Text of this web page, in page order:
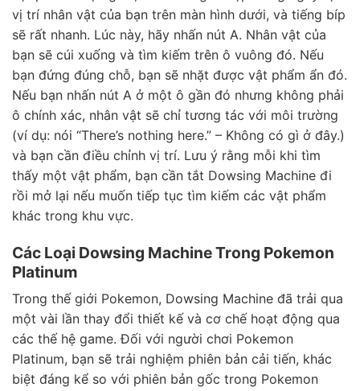
vị trí nhân vật của bạn trên màn hình dưới, và tiếng bíp
sẽ rất nhanh. Lúc này, hãy nhấn nút A. Nhân vật của
bạn sẽ cúi xuống và tìm kiếm trên ô vuông đó. Nếu
bạn đứng đúng chỗ, bạn sẽ nhặt được vật phẩm ẩn đó.
Nếu bạn nhấn nút A ở một ô gần đó nhưng không phải
ô chính xác, nhân vật sẽ chỉ tương tác với môi trường
(ví dụ: nói “There’s nothing here.” – Không có gì ở đây.)
và bạn cần điều chỉnh vị trí. Lưu ý rằng mỗi khi tìm
thấy một vật phẩm, bạn cần tắt Dowsing Machine đi
rồi mở lại nếu muốn tiếp tục tìm kiếm các vật phẩm
khác trong khu vực.
Các Loại Dowsing Machine Trong Pokemon
Platinum
Trong thế giới Pokemon, Dowsing Machine đã trải qua
một vài lần thay đổi thiết kế và cơ chế hoạt động qua
các thế hệ game. Đối với người chơi Pokemon
Platinum, bạn sẽ trải nghiệm phiên bản cải tiến, khác
biệt đáng kể so với phiên bản gốc trong Pokemon